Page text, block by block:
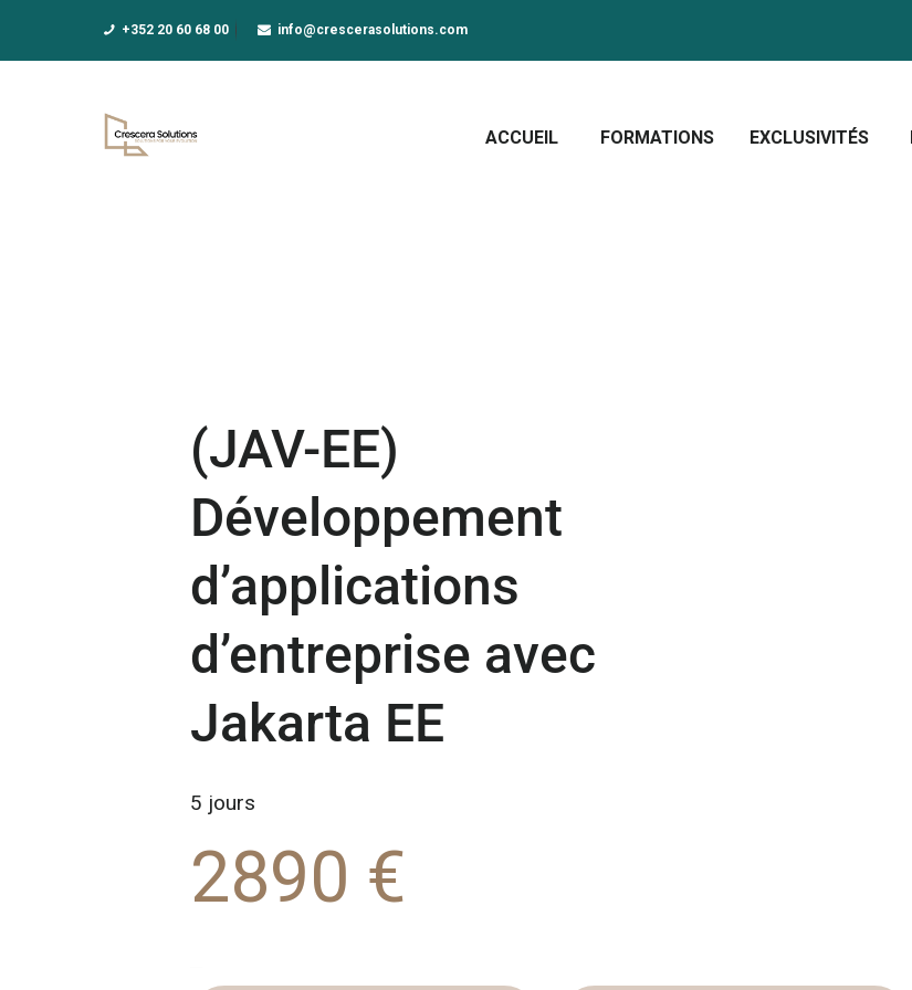
+352 20 60 68 00 info@crescerasolutions.com
ACCUEIL FORMATIONS EXCLUSIVITÉS
FORMATIONS
(JAV-EE)
Développement
d’applications
d’entreprise avec
Jakarta EE
5 jours
2890 €